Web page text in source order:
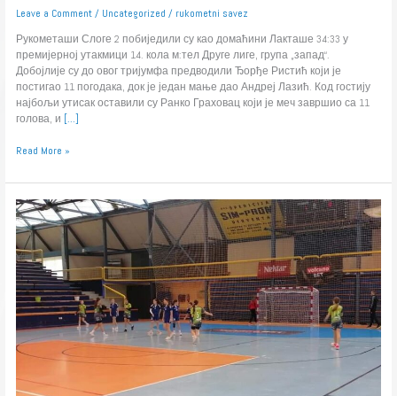
Leave a Comment / Uncategorized / rukometni savez
Рукометаши Слоге 2 побиједили су као домаћини Лакташе 34:33 у
премијерној утакмици 14. кола м:тел Друге лиге, група „запад“.
Добојлије су до овог тријумфа предводили Ђорђе Ристић који је
постигао 11 погодака, док је један мање дао Андреј Лазић. Код гостију
најбољи утисак оставили су Ранко Граховац који је меч завршио са 11
голова, и […]
Read More »
м:тел
Прва
лига
(Ж):
Борја
вечерас
у
Рогатици